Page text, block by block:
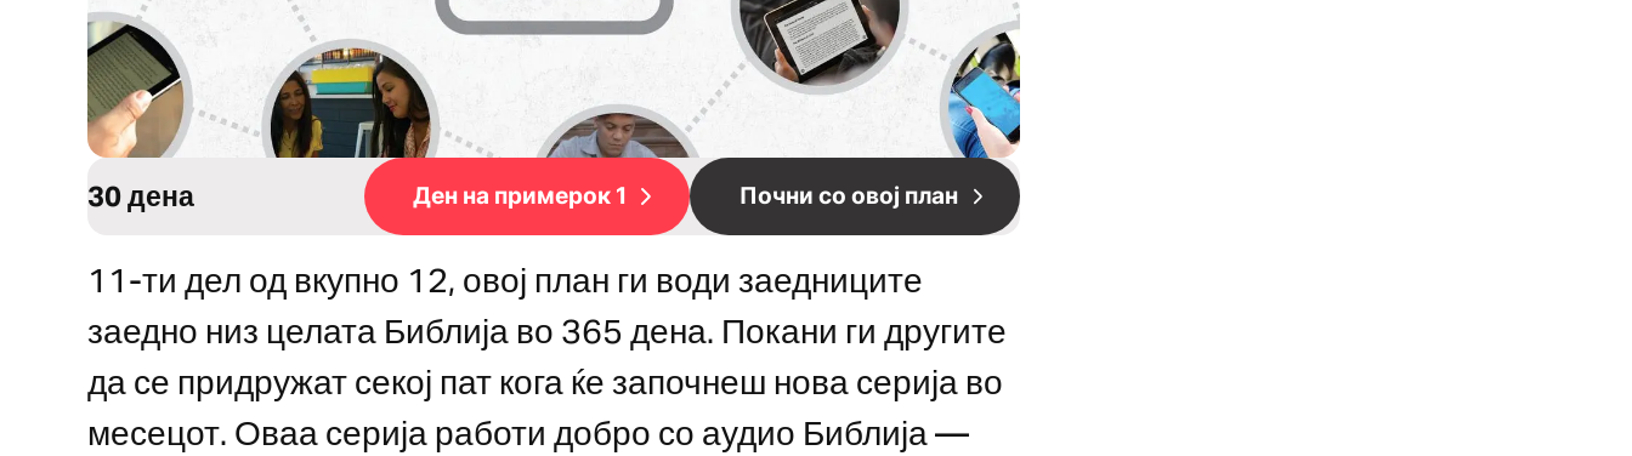
30 дена Ден на примерок 1 Почни со овој план
11-ти дел од вкупно 12, овој план ги води заедниците
заедно низ целата Библија во 365 дена. Покани ги другите
да се придружат секој пат кога ќе започнеш нова серија во
месецот. Оваа серија работи добро со аудио Библија —